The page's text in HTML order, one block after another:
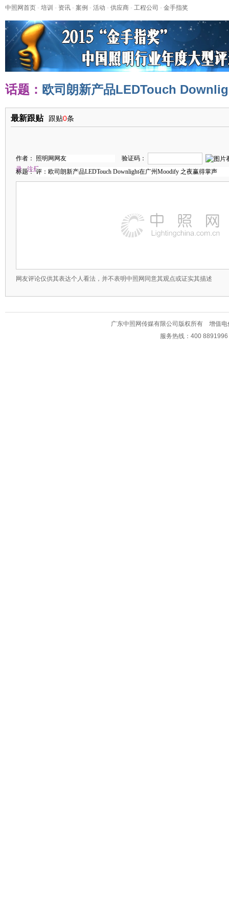
中照网首页 - 培训 - 资讯 - 案例 - 活动 - 供应商 - 工程公司 - 金手指奖
话题： 欧司朗新产品LEDTouch
最新跟贴 跟贴0条
作者：
验证码：
录
注册
标题：
网友评论仅供其表达个人看法，并不表明中照网同意其观点或证实其描述
广东中照网传媒有限公司版权所有 增值
服务热线：400 8891996